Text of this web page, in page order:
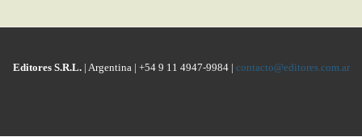
Editores S.R.L.| Argentina | +54 9 11 4947-9984 | contacto@editores.com.ar